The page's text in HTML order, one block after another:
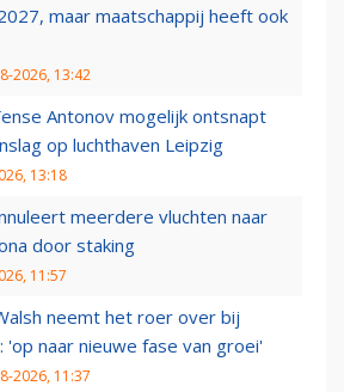
maar maatschappij heeft ook
2026, 13:42
Antonov mogelijk ontsnapt
op luchthaven Leipzig
13:18
meerdere vluchten naar
door staking
11:57
neemt het roer over bij
'op naar nieuwe fase van groei'
2026, 11:37